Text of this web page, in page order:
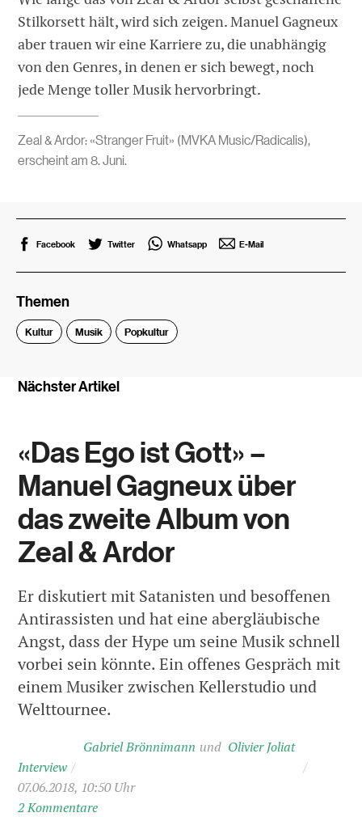
Stilkorsett hält, wird sich zeigen. Manuel Gagneux
aber trauen wir eine Karriere zu, die unabhängig
von den Genres, in denen er sich bewegt, noch
jede Menge toller Musik hervorbringt.
Zeal & Ardor: «Stranger Fruit» (MVKA Music/Radicalis),
erscheint am 8. Juni.
Facebook Twitter Whatsapp E-Mail
Themen
Kultur Musik Popkultur
Nächster Artikel
«Das Ego ist Gott» –
Manuel Gagneux über
das zweite Album von
Zeal & Ardor
Er diskutiert mit Satanisten und besoffenen
Antirassisten und hat eine abergläubische
Angst, dass der Hype um seine Musik schnell
vorbei sein könnte. Ein offenes Gespräch mit
einem Musiker zwischen Kellerstudio und
Welttournee.
Interview /
Gabriel Brönnimann
Olivier Joliat
/
07.06.2018, 10:50 Uhr
2 Kommentare